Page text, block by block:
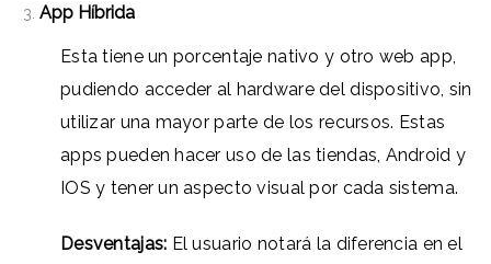
App Híbrida
Esta tiene un porcentaje nativo y otro web app,
pudiendo acceder al hardware del dispositivo, sin
utilizar una mayor parte de los recursos. Estas
apps pueden hacer uso de las tiendas, Android y
IOS y tener un aspecto visual por cada sistema.
Desventajas: El usuario notará la diferencia en el